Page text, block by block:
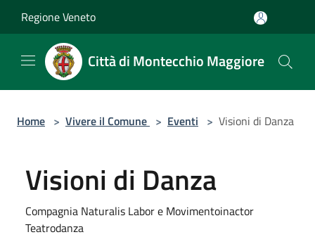
Regione Veneto
Città di Montecchio Maggiore
Home > Vivere il Comune > Eventi > Visioni di Danza
Visioni di Danza
Compagnia Naturalis Labor e Movimentoinactor
Teatrodanza